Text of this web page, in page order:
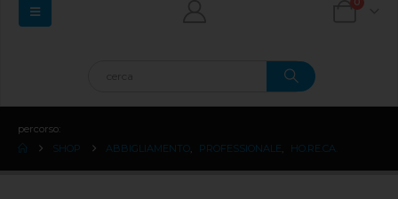
percorso:
SHOP
ABBIGLIAMENTO PROFESSIONALE HO.RE.CA.